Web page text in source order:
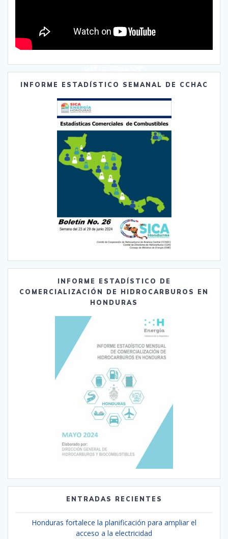
INFORME ESTADÍSTICO SEMANAL DE CCHAC
INFORME ESTADÍSTICO DE
COMERCIALIZACIÓN DE HIDROCARBUROS EN
HONDURAS
ENTRADAS RECIENTES
Honduras fortalece la planificación para ampliar el
acceso a la electricidad